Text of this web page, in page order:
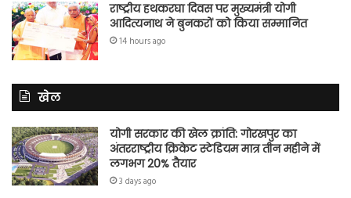
राष्ट्रीय हथकरघा दिवस पर मुख्यमंत्री योगी
आदित्यनाथ ने बुनकरों को किया सम्मानित
14 hours ago
खेल
योगी सरकार की खेल क्रांति: गोरखपुर का
अंतरराष्ट्रीय क्रिकेट स्टेडियम मात्र तीन महीने में
लगभग 20% तैयार
3 days ago